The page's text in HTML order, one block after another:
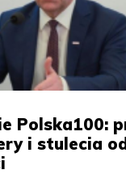
Polska100:
i stulecia